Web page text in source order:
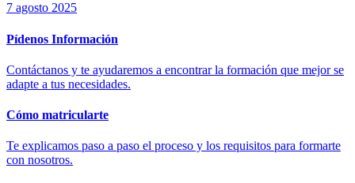
7 agosto 2025
Pídenos Información
Contáctanos y te ayudaremos a encontrar la formación que mejor se
adapte a tus necesidades.
Cómo matricularte
Te explicamos paso a paso el proceso y los requisitos para formarte
con nosotros.